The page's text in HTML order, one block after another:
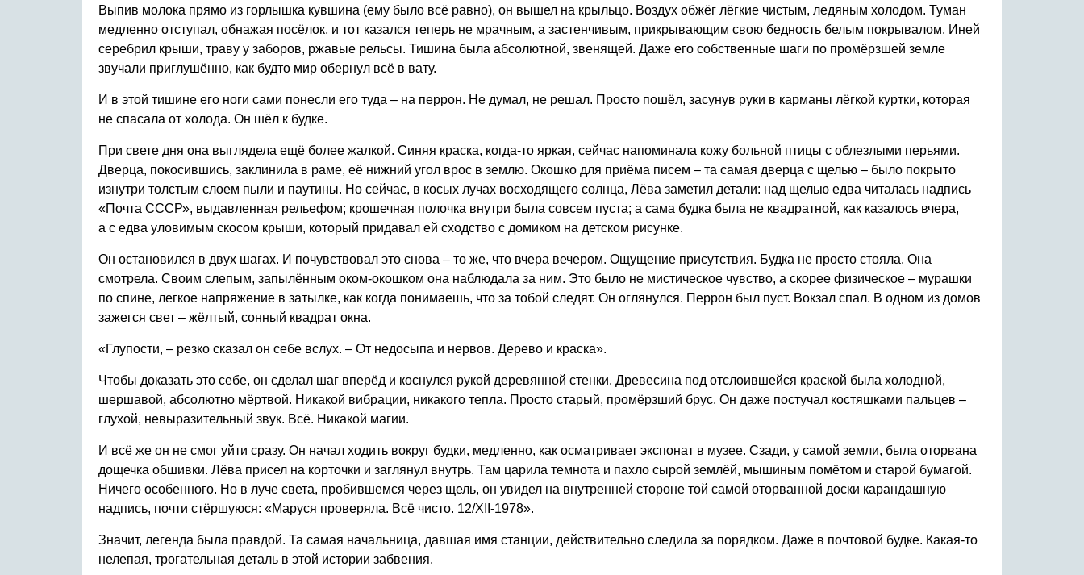
Выпив молока прямо из горлышка кувшина (ему было всё равно), он вышел на крыльцо. Воздух обжёг лёгкие чистым, ледяным холодом. Туман
медленно отступал, обнажая посёлок, и тот казался теперь не мрачным, а застенчивым, прикрывающим свою бедность белым покрывалом. Иней
серебрил крыши, траву у заборов, ржавые рельсы. Тишина была абсолютной, звенящей. Даже его собственные шаги по промёрзшей земле
звучали приглушённо, как будто мир обернул всё в вату.
И в этой тишине его ноги сами понесли его туда – на перрон. Не думал, не решал. Просто пошёл, засунув руки в карманы лёгкой куртки, которая
не спасала от холода. Он шёл к будке.
При свете дня она выглядела ещё более жалкой. Синяя краска, когда-то яркая, сейчас напоминала кожу больной птицы с облезлыми перьями.
Дверца, покосившись, заклинила в раме, её нижний угол врос в землю. Окошко для приёма писем – та самая дверца с щелью – было покрыто
изнутри толстым слоем пыли и паутины. Но сейчас, в косых лучах восходящего солнца, Лёва заметил детали: над щелью едва читалась надпись
«Почта СССР», выдавленная рельефом; крошечная полочка внутри была совсем пуста; а сама будка была не квадратной, как казалось вчера,
а с едва уловимым скосом крыши, который придавал ей сходство с домиком на детском рисунке.
Он остановился в двух шагах. И почувствовал это снова – то же, что вчера вечером. Ощущение присутствия. Будка не просто стояла. Она
смотрела. Своим слепым, запылённым оком-окошком она наблюдала за ним. Это было не мистическое чувство, а скорее физическое – мурашки
по спине, легкое напряжение в затылке, как когда понимаешь, что за тобой следят. Он оглянулся. Перрон был пуст. Вокзал спал. В одном из домов
зажегся свет – жёлтый, сонный квадрат окна.
«Глупости, – резко сказал он себе вслух. – От недосыпа и нервов. Дерево и краска».
Чтобы доказать это себе, он сделал шаг вперёд и коснулся рукой деревянной стенки. Древесина под отслоившейся краской была холодной,
шершавой, абсолютно мёртвой. Никакой вибрации, никакого тепла. Просто старый, промёрзший брус. Он даже постучал костяшками пальцев –
глухой, невыразительный звук. Всё. Никакой магии.
И всё же он не смог уйти сразу. Он начал ходить вокруг будки, медленно, как осматривает экспонат в музее. Сзади, у самой земли, была оторвана
дощечка обшивки. Лёва присел на корточки и заглянул внутрь. Там царила темнота и пахло сырой землёй, мышиным помётом и старой бумагой.
Ничего особенного. Но в луче света, пробившемся через щель, он увидел на внутренней стороне той самой оторванной доски карандашную
надпись, почти стёршуюся: «Маруся проверяла. Всё чисто. 12/XII-1978».
Значит, легенда была правдой. Та самая начальница, давшая имя станции, действительно следила за порядком. Даже в почтовой будке. Какая-то
нелепая, трогательная деталь в этой истории забвения.